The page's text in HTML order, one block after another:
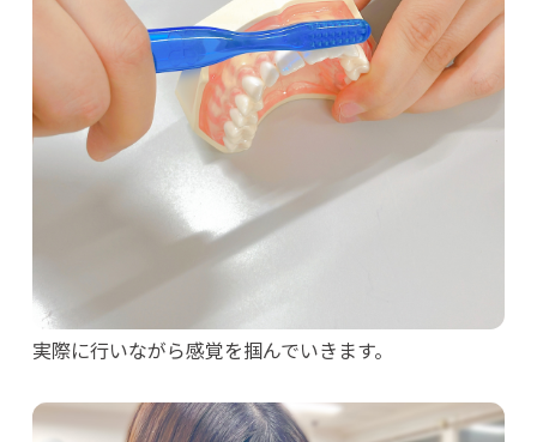
実際に行いながら感覚を掴んでいきます。